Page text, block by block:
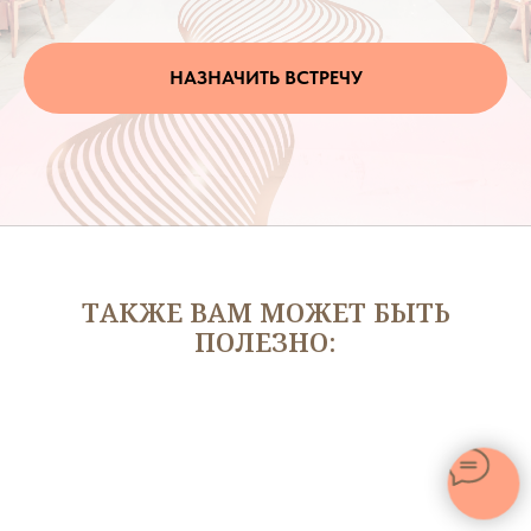
НАЗНАЧИТЬ ВСТРЕЧУ
ТАКЖЕ ВАМ МОЖЕТ БЫТЬ
ПОЛЕЗНО: